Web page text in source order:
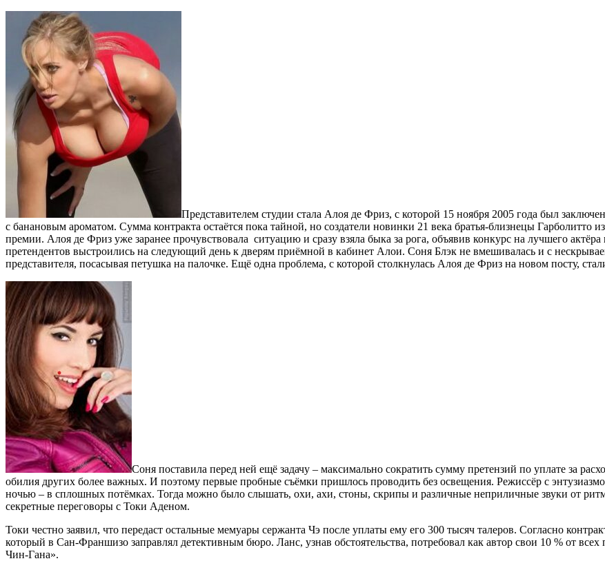
Представителем студии стала Алоя де Фриз, с которой 15 ноября 2005 года был
с банановым ароматом. Сумма контракта остаётся пока тайной, но создатели новинки 21 века братья-близнецы
премии. Алоя де Фриз уже заранее прочувствовала ситуацию и сразу взяла быка за рога, объявив конкурс на лучшего
претендентов выстроились на следующий день к дверям приёмной в кабинет Алои. Соня Блэк не вмешивалась и с
представителя, посасывая петушка на палочке. Ещё одна проблема, с которой столкнулась Алоя де Фриз на новом посту,
Соня поставила перед ней ещё задачу – максимально сократить сумму претензий по уплате за
обилия других более важных. И поэтому первые пробные съёмки пришлось проводить без освещения. Режиссёр с
ночью – в сплошных потёмках. Тогда можно было слышать, охи, ахи, стоны, скрипы и различные неприличные звуки от
секретные переговоры с Токи Аденом.
Токи честно заявил, что передаст остальные мемуары сержанта Чэ после уплаты ему его 300 тысяч талеров. Согласно
который в Сан-Франшизо заправлял детективным бюро. Ланс, узнав обстоятельства, потребовал как автор свои 10 % от
Чин-Гана».